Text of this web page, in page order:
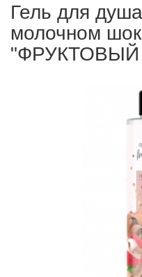
Гель для
молочном